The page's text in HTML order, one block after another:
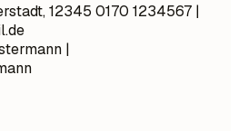
12345 0170 1234567 |
|